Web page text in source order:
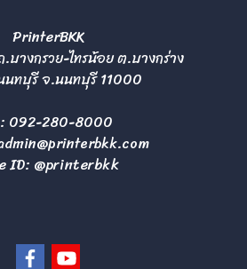
PrinterBKK
างกรวย-ไทรน้อย ต.บางกร่าง
นทบุรี จ.นนทบุรี 11000
092-280-8000
ID: @printerbkk